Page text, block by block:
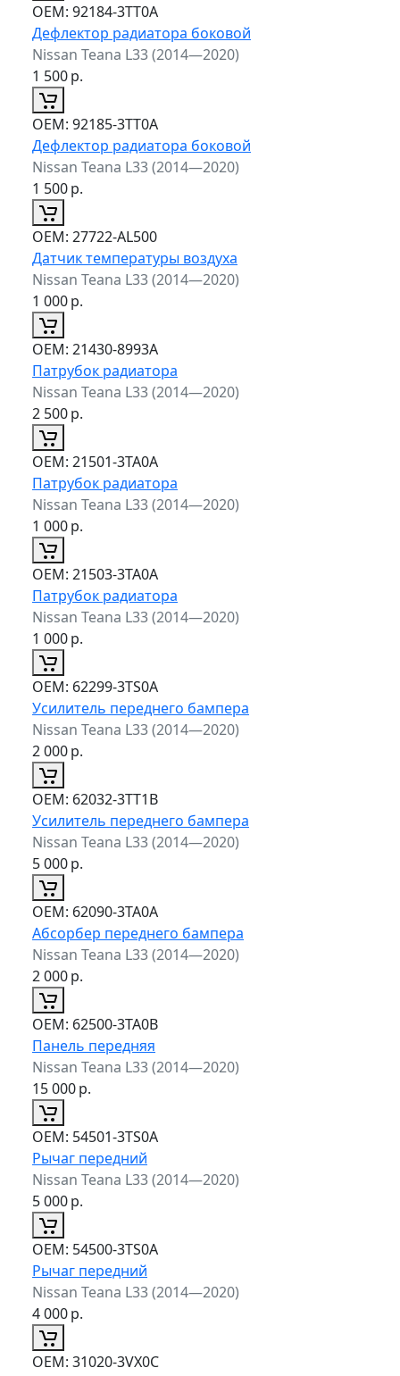
ОЕМ: 92184-3TT0A
Дефлектор радиатора боковой
Nissan Teana L33 (2014—2020)
1 500р.
ОЕМ: 92185-3TT0A
Дефлектор радиатора боковой
Nissan Teana L33 (2014—2020)
1 500р.
ОЕМ: 27722-AL500
Датчик температуры воздуха
Nissan Teana L33 (2014—2020)
1 000р.
ОЕМ: 21430-8993A
Патрубок радиатора
Nissan Teana L33 (2014—2020)
2 500р.
ОЕМ: 21501-3TA0A
Патрубок радиатора
Nissan Teana L33 (2014—2020)
1 000р.
ОЕМ: 21503-3TA0A
Патрубок радиатора
Nissan Teana L33 (2014—2020)
1 000р.
ОЕМ: 62299-3TS0A
Усилитель переднего бампера
Nissan Teana L33 (2014—2020)
2 000р.
ОЕМ: 62032-3TT1B
Усилитель переднего бампера
Nissan Teana L33 (2014—2020)
5 000р.
ОЕМ: 62090-3TA0A
Абсорбер переднего бампера
Nissan Teana L33 (2014—2020)
2 000р.
ОЕМ: 62500-3TA0B
Панель передняя
Nissan Teana L33 (2014—2020)
15 000р.
ОЕМ: 54501-3TS0A
Рычаг передний
Nissan Teana L33 (2014—2020)
5 000р.
ОЕМ: 54500-3TS0A
Рычаг передний
Nissan Teana L33 (2014—2020)
4 000р.
ОЕМ: 31020-3VX0C